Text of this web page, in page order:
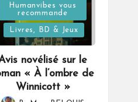
Posted
Humanvibes vous
recommande
Livres, BD & Jeux
novélisé sur le
« À l’ombre de
Winnicott »